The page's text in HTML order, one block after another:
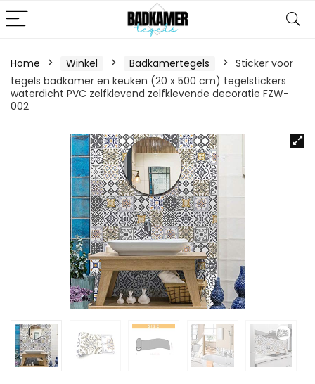
Home Winkel Badkamertegels
Sticker voor
tegels badkamer en keuken (20 x 500 cm) tegelstickers
waterdicht PVC zelfklevend zelfklevende decoratie FZW-
002